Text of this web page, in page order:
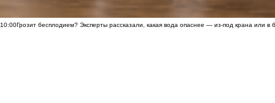
10:00Грозит бесплодием? Эксперты рассказали, какая вода опаснее — из-под крана или в